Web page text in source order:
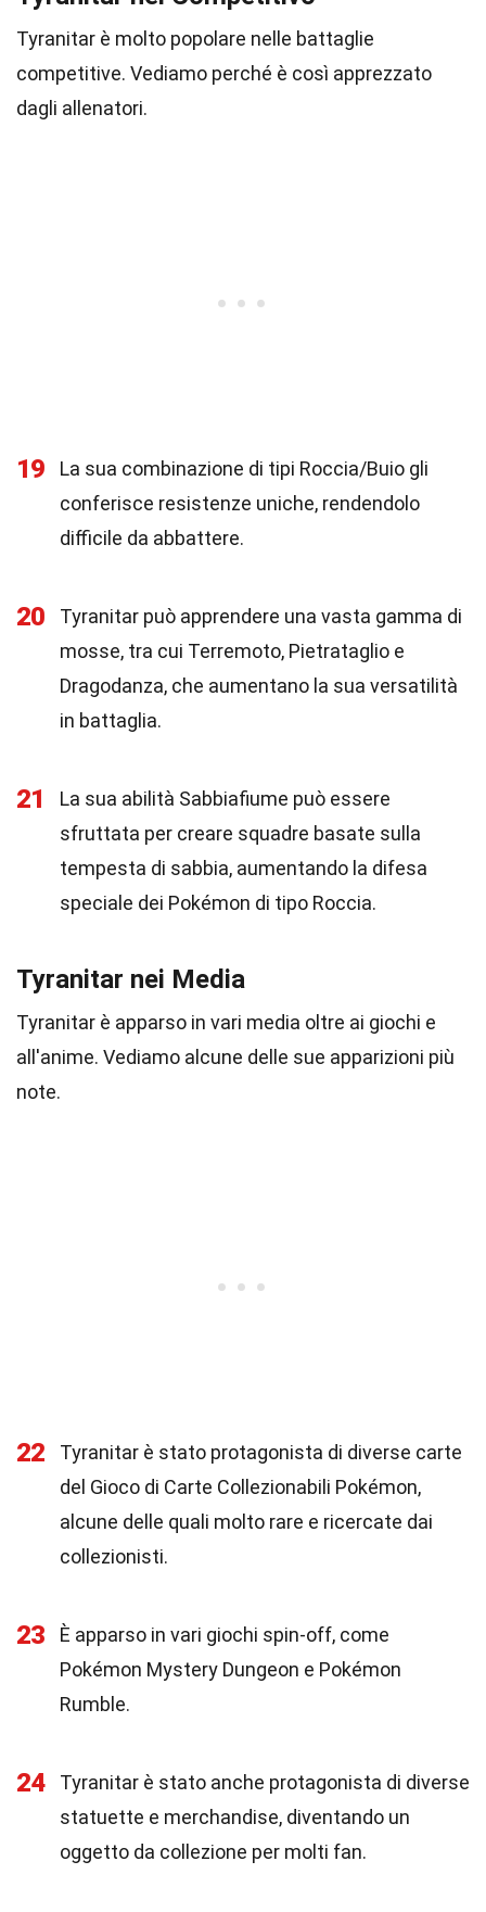
Tyranitar è molto popolare nelle battaglie
competitive. Vediamo perché è così apprezzato
dagli allenatori.
19
La sua combinazione di tipi Roccia/Buio gli
conferisce resistenze uniche, rendendolo
difficile da abbattere.
20
Tyranitar può apprendere una vasta gamma di
mosse, tra cui Terremoto, Pietrataglio e
Dragodanza, che aumentano la sua versatilità
in battaglia.
21
La sua abilità Sabbiafiume può essere
sfruttata per creare squadre basate sulla
tempesta di sabbia, aumentando la difesa
speciale dei Pokémon di tipo Roccia.
Tyranitar nei Media
Tyranitar è apparso in vari media oltre ai giochi e
all'anime. Vediamo alcune delle sue apparizioni più
note.
22
Tyranitar è stato protagonista di diverse carte
del Gioco di Carte Collezionabili Pokémon,
alcune delle quali molto rare e ricercate dai
collezionisti.
23
È apparso in vari giochi spin-off, come
Pokémon Mystery Dungeon e Pokémon
Rumble.
24
Tyranitar è stato anche protagonista di diverse
statuette e merchandise, diventando un
oggetto da collezione per molti fan.